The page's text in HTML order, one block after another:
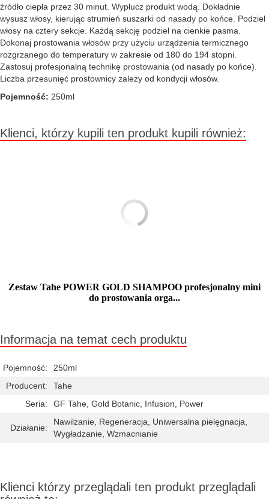
źródło ciepła przez 30 minut. Wypłucz produkt wodą. Dokładnie
wysusz włosy, kierując strumień suszarki od nasady po końce. Podziel
włosy na cztery sekcje. Każdą sekcję podziel na cienkie pasma.
Dokonaj prostowania włosów przy użyciu urządzenia termicznego
rozgrzanego do temperatury w zakresie od 180 do 194 stopni.
Zastosuj profesjonalną technikę prostowania (od nasady po końce).
Liczba przesunięć prostownicy zależy od kondycji włosów.
Pojemność: 250ml
Klienci, którzy kupili ten produkt kupili również:
Zestaw Tahe POWER GOLD SHAMPOO profesjonalny mini
do prostowania orga...
Informacja na temat cech produktu
Pojemność:
250ml
Producent:
Tahe
Seria:
GF Tahe, Gold Botanic, Infusion, Power
Działanie:
Nawilżanie, Regeneracja, Uniwersalna pielęgnacja,
Wygładzanie, Wzmacnianie
Klienci którzy przeglądali ten produkt przeglądali